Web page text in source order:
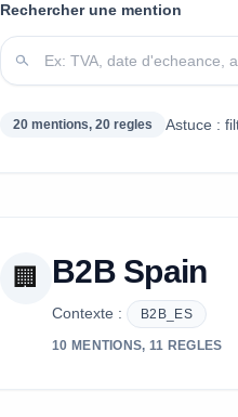
Rechercher une mention
20 mentions, 20 regles Astuce :
🏢 B2B Spain
Contexte : B2B_ES
10 MENTIONS, 11 REGLES